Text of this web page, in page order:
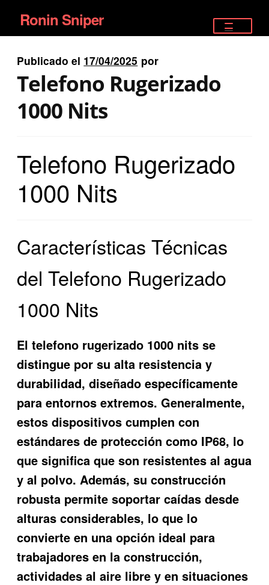
Ir
a
la
navegación
Ir
al
contenido
Ronin Sniper
EQUIPAMIENTO ÉLITE
SATELITALES
Publicado el 17/04/2025 por
Telefono Rugerizado
1000 Nits
Telefono Rugerizado
1000 Nits
Características Técnicas
del Telefono Rugerizado
1000 Nits
Eltelefono rugerizado 1000 nits se
distingue por su alta resistencia y
durabilidad, diseñado específicamente
para entornos extremos. Generalmente,
estos dispositivos cumplen con
estándares de protección como IP68, lo
que significa que son resistentes al agua
y al polvo. Además, su construcción
robusta permite soportar caídas desde
alturas considerables, lo que lo
convierte en una opción ideal para
trabajadores en la construcción,
actividades al aire libre y en situaciones